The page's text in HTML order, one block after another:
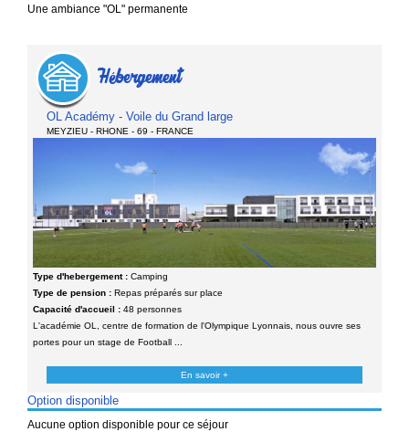
Une ambiance "OL" permanente
Hébergement
OL Académy - Voile du Grand large
MEYZIEU - RHONE - 69 - FRANCE
Type d'hebergement : Camping
Type de pension : Repas préparés sur place
Capacité d'accueil : 48 personnes
L'académie OL, centre de formation de l'Olympique Lyonnais, nous ouvre ses
portes pour un stage de Football ...
En savoir +
Option disponible
Aucune option disponible pour ce séjour